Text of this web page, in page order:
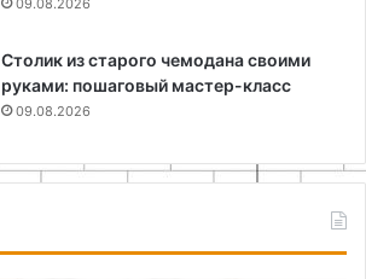
09.08.2026
Столик из старого чемодана своими
руками: пошаговый мастер-класс
09.08.2026